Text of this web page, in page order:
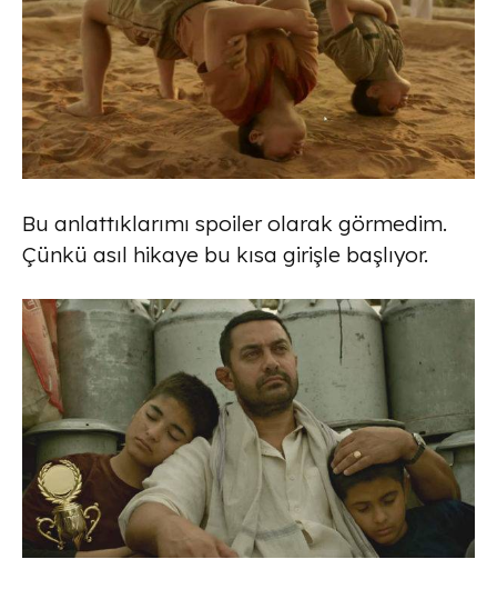
Bu anlattıklarımı spoiler olarak görmedim.
Çünkü asıl hikaye bu kısa girişle başlıyor.